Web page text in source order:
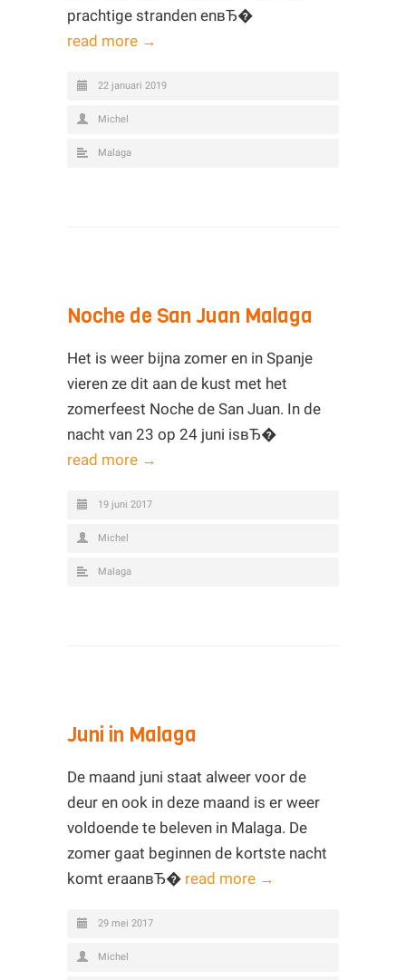
prachtige stranden enвЂ�
read more →
22 januari 2019
Michel
Malaga
Noche de San Juan Malaga
Het is weer bijna zomer en in Spanje
vieren ze dit aan de kust met het
zomerfeest Noche de San Juan. In de
nacht van 23 op 24 juni isвЂ�
read more →
19 juni 2017
Michel
Malaga
Juni in Malaga
De maand juni staat alweer voor de
deur en ook in deze maand is er weer
voldoende te beleven in Malaga. De
zomer gaat beginnen de kortste nacht
komt eraanвЂ� read more →
29 mei 2017
Michel